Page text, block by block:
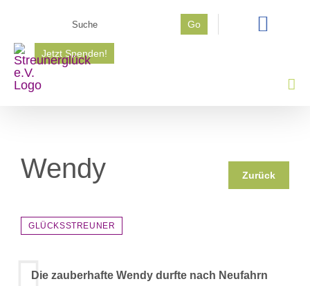
springen
Go
Jetzt Spenden!
Wendy Zurück
GLÜCKSSTREUNER
Die zauberhafte Wendy durfte nach Neufahrn